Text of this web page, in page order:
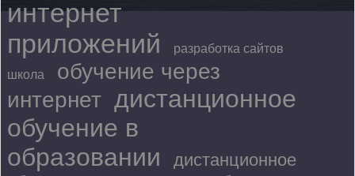
интернет
приложений
разработка сайтов
школа
обучение через
интернет дистанционное
обучение в
образовании
дистанционное